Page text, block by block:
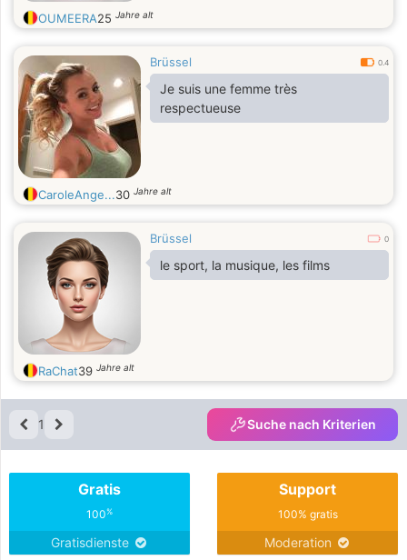
OUMEERA25 Jahre alt
Brüssel 0.4
Je suis une femme très
respectueuse
CaroleAnge...30 Jahre alt
Brüssel 0
le sport, la musique, les films
RaChat39 Jahre alt
1 Suche nach Kriterien
Gratis
100%
Gratisdienste
Support
100% gratis
Moderation